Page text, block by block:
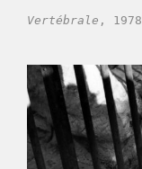
Vertébrale , 1978